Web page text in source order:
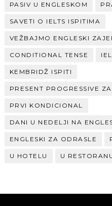
PASIV U ENGLESKOM
SAVETI O IELTS ISPITIMA
VEŽBAJMO ENGLESKI
CONDITIONAL TENSE
KEMBRIDŽ ISPITI
PRESENT PROGRESSIVE
PRVI KONDICIONAL
DANI U NEDELJI NA
ENGLESKI ZA ODRASLE
U HOTELU U